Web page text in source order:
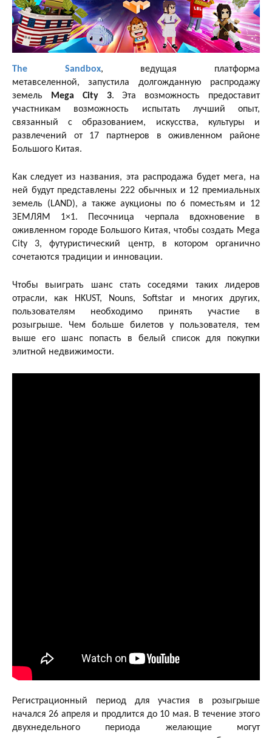
The Sandbox, ведущая платформа
метавселенной, запустила долгожданную распродажу
земель
Mega City 3. Эта возможность предоставит
участникам возможность испытать лучший опыт,
связанный с образованием, искусства, культуры и
развлечений от 17 партнеров в оживленном районе
Большого Китая.
Как следует из названия, эта распродажа будет мега, на
ней будут представлены 222 обычных и 12 премиальных
земель (LAND), а также аукционы по 6 поместьям и 12
ЗЕМЛЯМ 1×1. Песочница черпала вдохновение в
оживленном городе Большого Китая, чтобы создать Mega
City 3, футуристический центр, в котором органично
сочетаются традиции и инновации.
Чтобы выиграть шанс стать соседями таких лидеров
отрасли, как HKUST, Nouns, Softstar и многих других,
пользователям необходимо принять участие в
розыгрыше. Чем больше билетов у пользователя, тем
выше его шанс попасть в белый список для покупки
элитной недвижимости.
Регистрационный период для участия в розыгрыше
начался 26 апреля и продлится до 10 мая. В течение этого
двухнедельного периода желающие могут